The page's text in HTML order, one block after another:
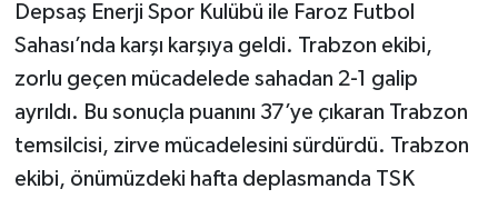
Depsaş Enerji Spor Kulübü ile Faroz Futbol
Sahası’nda karşı karşıya geldi. Trabzon ekibi,
zorlu geçen mücadelede sahadan 2-1 galip
ayrıldı. Bu sonuçla puanını 37’ye çıkaran Trabzon
temsilcisi, zirve mücadelesini sürdürdü. Trabzon
ekibi, önümüzdeki hafta deplasmanda TSK